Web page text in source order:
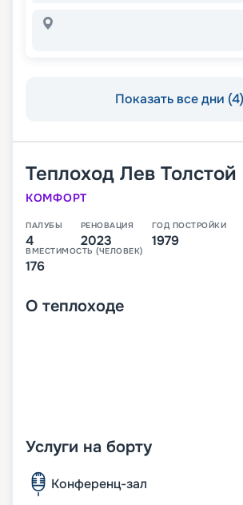
Показать все дни (4)
Теплоход Лев Толстой
КОМФОРТ
ПАЛУБЫ
4
РЕНОВАЦИЯ
2023
ГОД ПОСТРОЙКИ
1979
ВМЕСТИМОСТЬ (ЧЕЛОВЕК)
176
О теплоходе
Услуги на борту
Конференц-зал